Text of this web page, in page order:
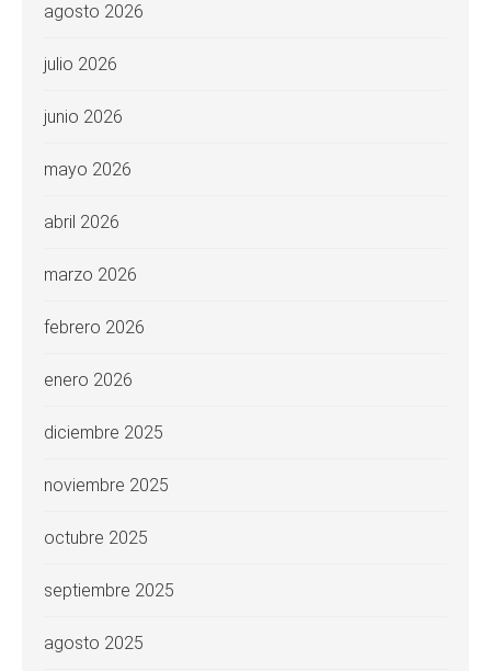
agosto 2026
julio 2026
junio 2026
mayo 2026
abril 2026
marzo 2026
febrero 2026
enero 2026
diciembre 2025
noviembre 2025
octubre 2025
septiembre 2025
agosto 2025